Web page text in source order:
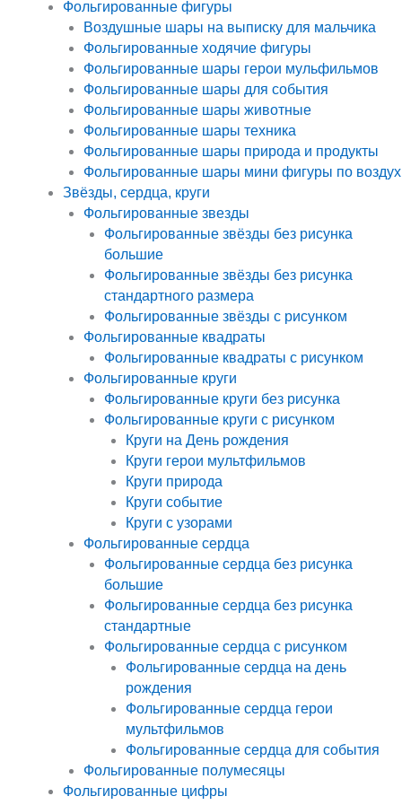
Фольгированные фигуры
Воздушные шары на выписку для мальчика
Фольгированные ходячие фигуры
Фольгированные шары герои мульфильмов
Фольгированные шары для события
Фольгированные шары животные
Фольгированные шары техника
Фольгированные шары природа и продукты
Фольгированные шары мини фигуры по воздух
Звёзды, сердца, круги
Фольгированные звезды
Фольгированные звёзды без рисунка
большие
Фольгированные звёзды без рисунка
стандартного размера
Фольгированные звёзды с рисунком
Фольгированные квадраты
Фольгированные квадраты с рисунком
Фольгированные круги
Фольгированные круги без рисунка
Фольгированные круги с рисунком
Круги на День рождения
Круги герои мультфильмов
Круги природа
Круги событие
Круги с узорами
Фольгированные сердца
Фольгированные сердца без рисунка
большие
Фольгированные сердца без рисунка
стандартные
Фольгированные сердца с рисунком
Фольгированные сердца на день
рождения
Фольгированные сердца герои
мультфильмов
Фольгированные сердца для события
Фольгированные полумесяцы
Фольгированные цифры